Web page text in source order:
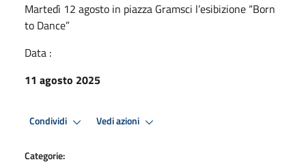
Martedì 12 agosto in piazza Gramsci l’esibizione “Born
to Dance”
Data :
11 agosto 2025
Condividi Vedi azioni
Categorie: